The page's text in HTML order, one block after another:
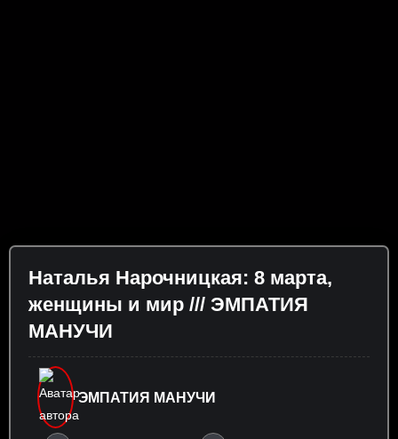
Наталья Нарочницкая: 8 марта,
женщины и мир /// ЭМПАТИЯ
МАНУЧИ
ЭМПАТИЯ МАНУЧИ